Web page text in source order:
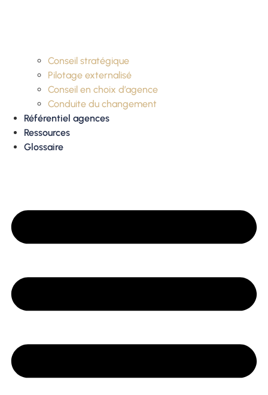
Conseil stratégique
Pilotage externalisé
Conseil en choix d’agence
Conduite du changement
Référentiel agences
Ressources
Glossaire